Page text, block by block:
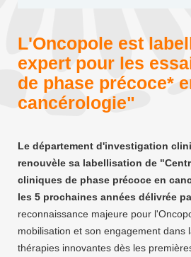
L'Oncopole est
expert pour les
de phase précoce*
cancérologie"
Le département d'investigation
renouvèle sa labellisation de
cliniques de phase précoce en
les 5 prochaines années délivrée
reconnaissance majeure pour
mobilisation et son engagement
thérapies innovantes dès les